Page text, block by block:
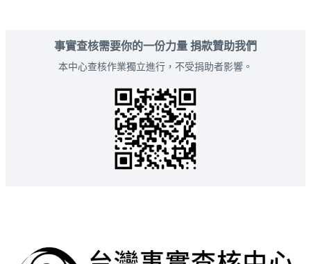
事實查核需要你的一份力量 捐款贊助我們
本中心查核作業獨立進行，不受捐助者影響。